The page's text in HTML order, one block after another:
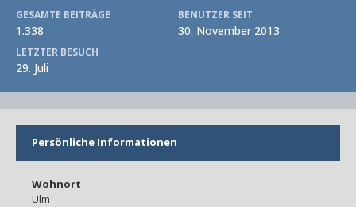
GESAMTE BEITRÄGE
1.338
BENUTZER SEIT
30. November 2013
LETZTER BESUCH
29. Juli
Persönliche Informationen
Wohnort
Ulm